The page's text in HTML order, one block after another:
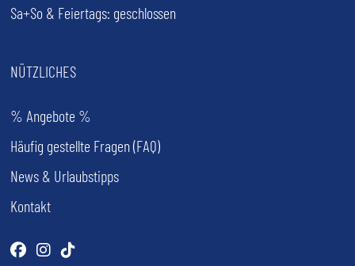
Sa+So & Feiertags: geschlossen
NÜTZLICHES
% Angebote %
Häufig gestellte Fragen (FAQ)
News & Urlaubstipps
Kontakt
Facebook
(öffnet im neuen Tab)
Instagram
(öffnet im neuen Tab)
Tiktok
(öffnet im neuen Tab)